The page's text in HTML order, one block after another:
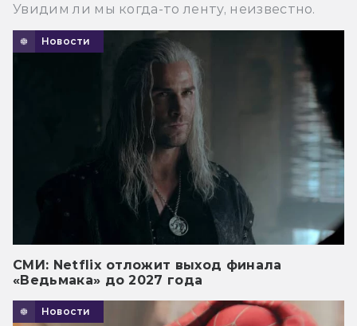
Увидим ли мы когда-то ленту, неизвестно.
Новости
СМИ: Netflix отложит выход финала
«Ведьмака» до 2027 года
Новости